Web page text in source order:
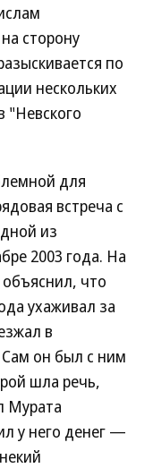
сторону
по
нескольких
"Невского
для
встреча с
из
2003 года. На
что
ухаживал за
в
Сам он был с ним
шла речь,
Мурата
у него денег —